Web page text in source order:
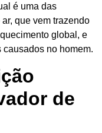
é uma das
que vem trazendo
global, e
no homem.
de